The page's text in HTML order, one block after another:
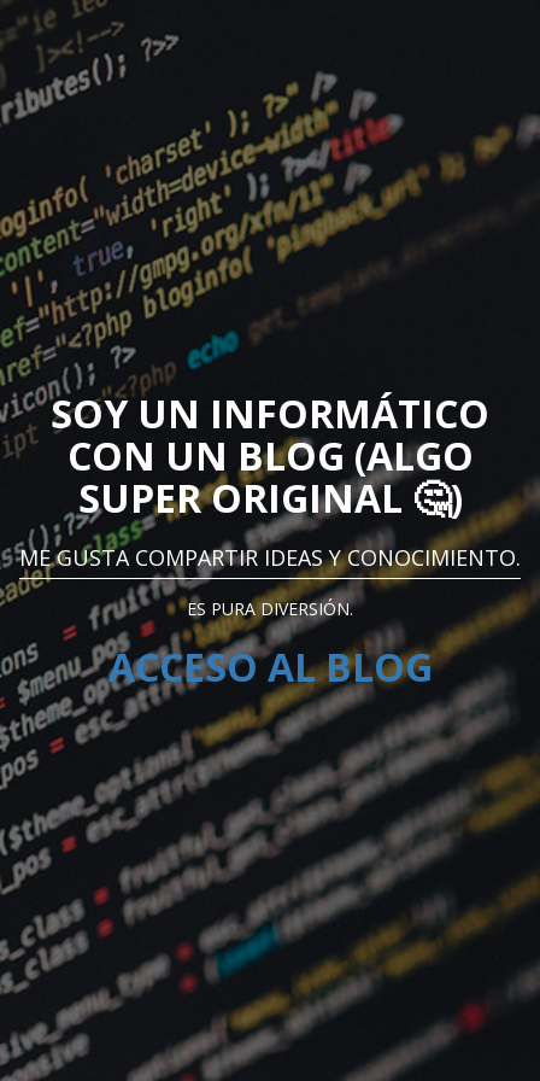
SOY UN INFORMÁTICO
CON UN BLOG (ALGO
SUPER ORIGINAL 🤔)
ME GUSTA COMPARTIR IDEAS Y CONOCIMIENTO.
ES PURA DIVERSIÓN.
ACCESO AL BLOG